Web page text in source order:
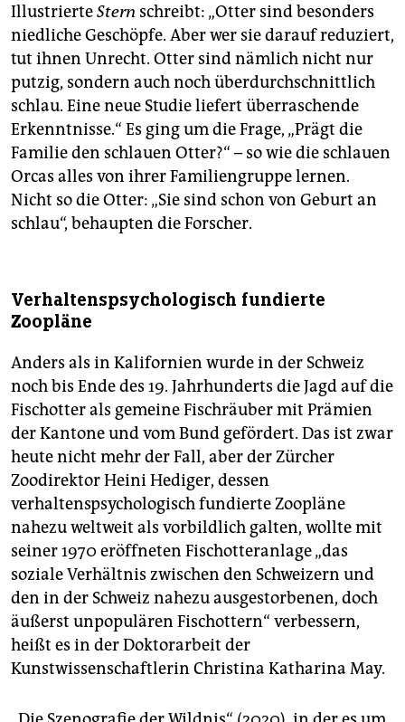
IllustrierteStern schreibt: „Otter sind besonders
niedliche Geschöpfe. Aber wer sie darauf reduziert,
tut ihnen Unrecht. Otter sind nämlich nicht nur
putzig, sondern auch noch überdurchschnittlich
schlau. Eine neue Studie liefert überraschende
Erkenntnisse.“ Es ging um die Frage, „Prägt die
Familie den schlauen Otter?“ – so wie die schlauen
Orcas alles von ihrer Familiengruppe lernen.
Nicht so die Otter: „Sie sind schon von Geburt an
schlau“, behaupten die Forscher.
Verhaltenspsychologisch fundierte
Zoopläne
Anders als in Kalifornien wurde in der Schweiz
noch bis Ende des 19. Jahrhunderts die Jagd auf die
Fischotter als gemeine Fischräuber mit Prämien
der Kantone und vom Bund gefördert. Das ist zwar
heute nicht mehr der Fall, aber der Zürcher
Zoodirektor Heini Hediger, dessen
verhaltenspsychologisch fundierte Zoopläne
nahezu weltweit als vorbildlich galten, wollte mit
seiner 1970 eröffneten Fischotteranlage „das
soziale Verhältnis zwischen den Schweizern und
den in der Schweiz nahezu ausgestorbenen, doch
äußerst unpopulären Fischottern“ verbessern,
heißt es in der Doktorarbeit der
Kunstwissenschaftlerin Christina Katharina May.